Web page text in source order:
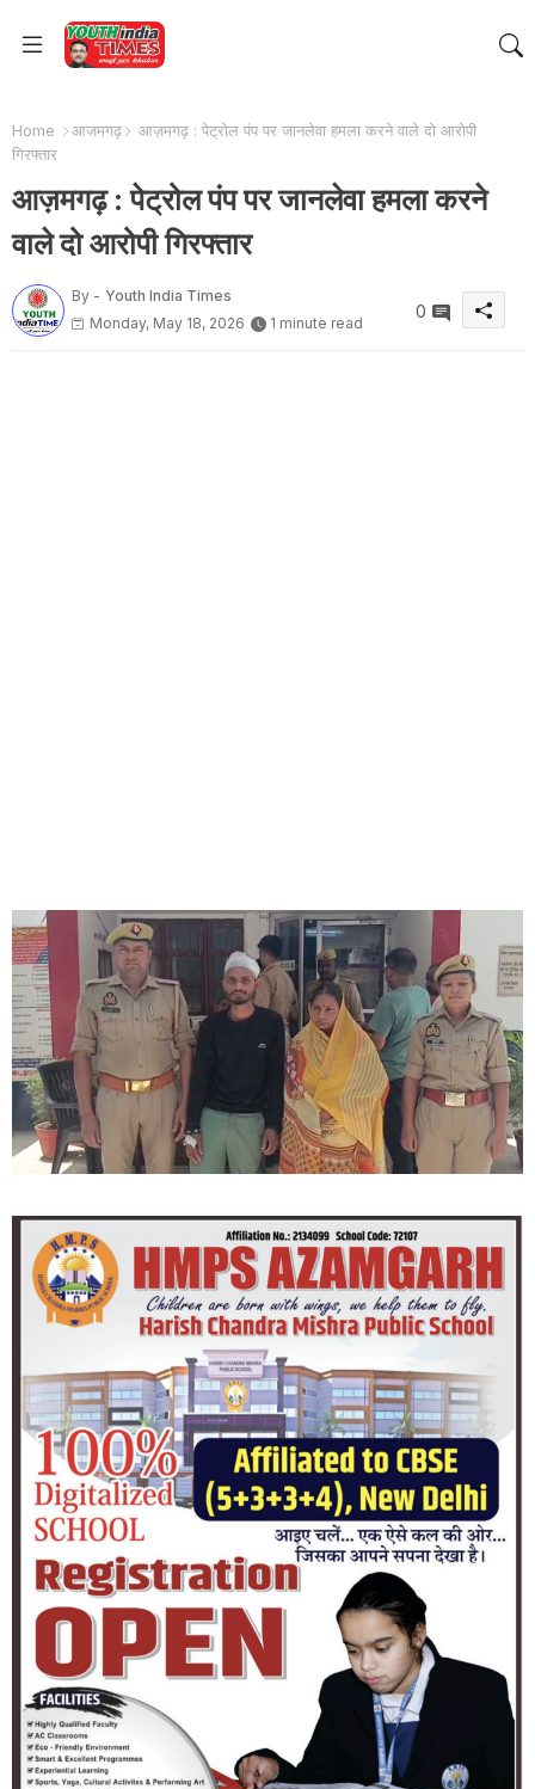
Home आजमगढ़
आज़मगढ़ : पेट्रोल पंप पर जानलेवा हमला करने वाले दो आरोपी
गिरफ्तार
आज़मगढ़ : पेट्रोल पंप पर जानलेवा हमला करने
वाले दो आरोपी गिरफ्तार
By - Youth India Times
Monday, May 18, 2026
1 minute read
0